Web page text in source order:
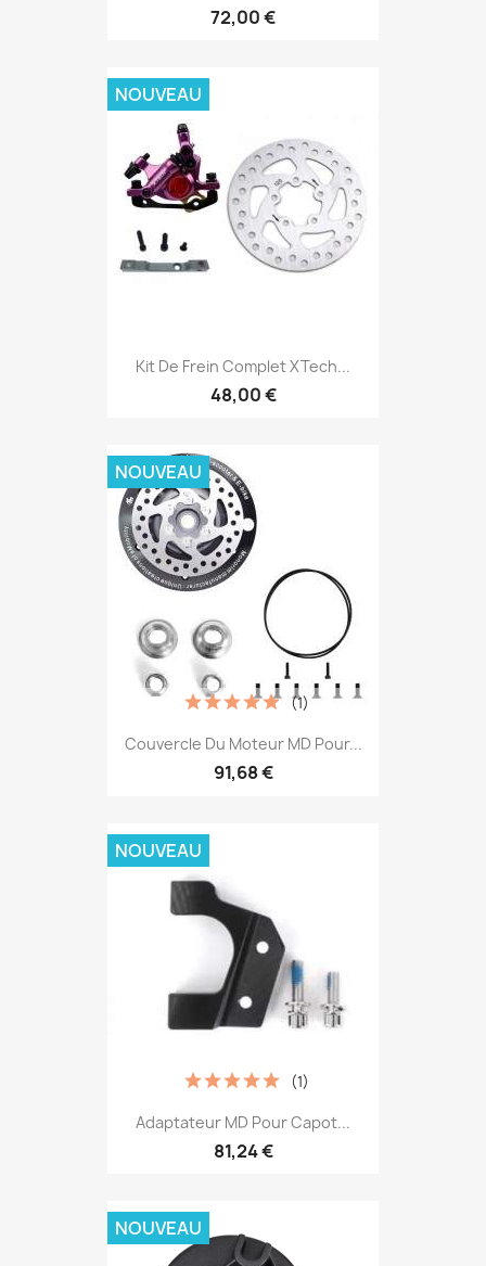
72,00 €
Kit De Frein Complet XTech...
48,00 €
NOUVEAU
Couvercle Du Moteur MD Pour...
91,68 €
(1)
NOUVEAU
Adaptateur MD Pour Capot...
81,24 €
(1)
NOUVEAU
NOUVEAU